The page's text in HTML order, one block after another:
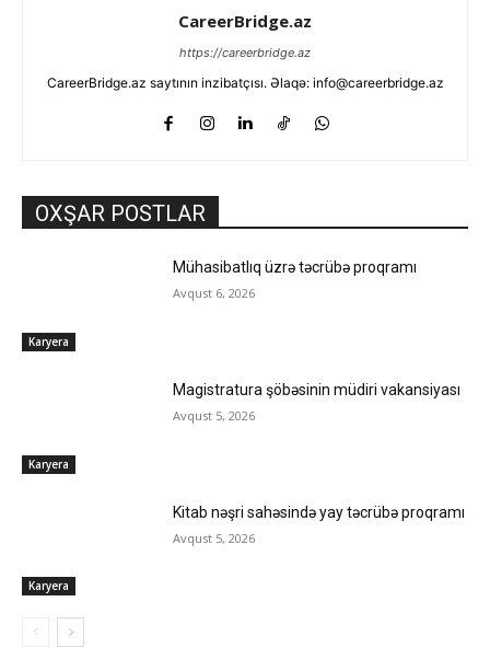
CareerBridge.az
https://careerbridge.az
CareerBridge.az saytının inzibatçısı. Əlaqə: info@careerbridge.az
OXŞAR POSTLAR
Karyera
Mühasibatlıq üzrə təcrübə proqramı
Avqust 6, 2026
Karyera
Magistratura şöbəsinin müdiri vakansiyası
Avqust 5, 2026
Karyera
Kitab nəşri sahəsində yay təcrübə proqramı
Avqust 5, 2026